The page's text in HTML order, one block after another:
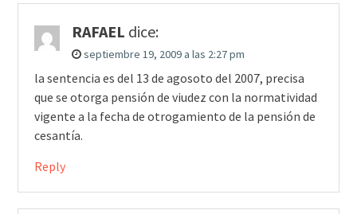
RAFAEL dice:
septiembre 19, 2009 a las 2:27 pm
la sentencia es del 13 de agosoto del 2007, precisa
que se otorga pensión de viudez con la normatividad
vigente a la fecha de otrogamiento de la pensión de
cesantía.
Reply